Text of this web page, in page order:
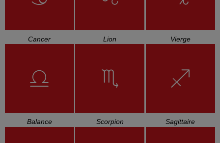
Cancer Lion Vierge
Balance Scorpion Sagittaire